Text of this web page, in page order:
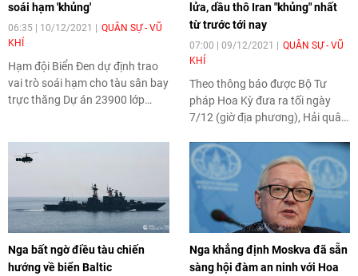
soái hạm 'khủng'
06:35 | 10/12/2021
QUÂN SỰ - VŨ
KHÍ
Hạm đội Biển Đen dự định trao
vai trò soái hạm cho tàu sân bay
trực thăng Dự án 23900 lớp
lửa, dầu thô Iran "khủng" nhất
từ trước tới nay
07:00 | 09/12/2021
QUÂN SỰ - VŨ
KHÍ
Theo thông báo được Bộ Tư
pháp Hoa Kỳ đưa ra tối ngày
7/12 (giờ địa phương), Hải quân
triệu thùng dầu cùng hàng trăm
tên lửa của Iran từ một số tàu
chở chở hàng ở vùng biển Arab.
Nga bất ngờ điều tàu chiến
hướng về biển Baltic
Nga khẳng định Moskva đã sẵn
sàng hội đàm an ninh với Hoa